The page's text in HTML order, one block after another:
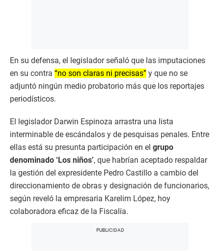
En su defensa, el legislador señaló que las imputaciones
en su contra “no son claras ni precisas” y que no se
adjuntó ningún medio probatorio más que los reportajes
periodísticos.
El legislador Darwin Espinoza arrastra una lista
interminable de escándalos y de pesquisas penales. Entre
ellas está su presunta participación en el grupo
denominado ‘Los niños’, que habrían aceptado respaldar
la gestión del expresidente Pedro Castillo a cambio del
direccionamiento de obras y designación de funcionarios,
según reveló la empresaria Karelim López, hoy
colaboradora eficaz de la Fiscalía.